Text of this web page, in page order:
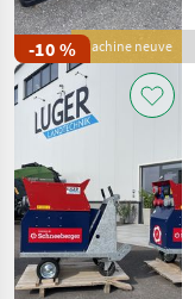
-10 % Machine neuve